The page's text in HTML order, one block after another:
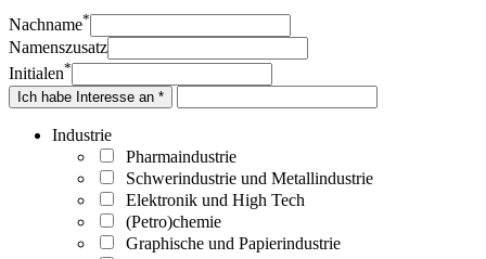
Nachname*
Namenszusatz
Initialen*
Ich habe Interesse an *
Industrie
Pharmaindustrie
Schwerindustrie und Metallindustrie
Elektronik und High Tech
(Petro)chemie
Graphische und Papierindustrie